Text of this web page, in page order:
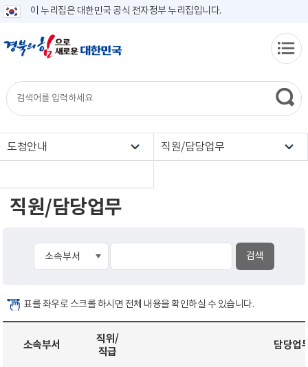
이 누리집은 대한민국 공식 전자정부 누리집입니다.
도청안내 직원/담당업무
직원/담당업무
표를 좌우로 스크롤 하시면 전체 내용을 확인하실 수 있습니다.
소속부서
직위/
직급
담당업